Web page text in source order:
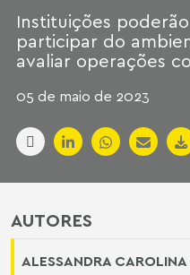
Instituições
participar do
avaliar operações
05 de maio de 2023
AUTORES
ALESSANDRA